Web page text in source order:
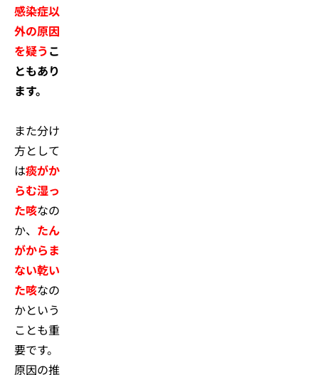
感染症以
外の原因
を疑うこ
ともあり
ます。
また分け
方として
は痰がか
らむ湿っ
た咳なの
か、 たん
がからま
ない乾い
た咳なの
かという
ことも重
要です。
原因の推